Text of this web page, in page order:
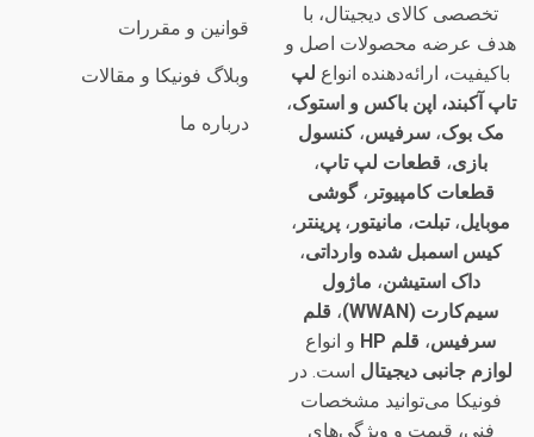
تخصصی کالای دیجیتال، با
هدف عرضه محصولات اصل و
باکیفیت، ارائه‌دهنده انواع لپ
تاپ آکبند، اپن باکس و استوک،
مک بوک،سرفیس،کنسول
بازی، قطعات لپ تاپ،
قطعات کامپیوتر ،گوشی
موبایل،تبلت، مانیتور ، پرینتر ،
کیس اسمبل شده وارداتی،
داک استیشن، ماژول
سیم‌کارت (WWAN)
، قلم
سرفیس، قلم HP
و انواع
لوازم جانبی دیجیتال است. در
فونیکا می‌توانید مشخصات
فنی، قیمت و ویژگی‌های
قوانین و مقررات
وبلاگ فونیکا و مقالات
درباره ما